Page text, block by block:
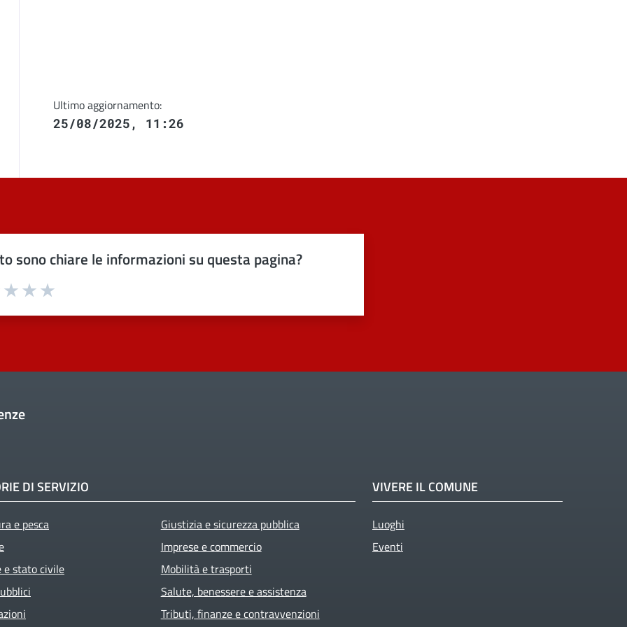
Ultimo aggiornamento:
25/08/2025, 11:26
sono chiare le informazioni su questa pagina?
Valuta 4 stelle su 5
Valuta 3 stelle su 5
Valuta 2 stelle su 5
1 stelle su 5
DI SERVIZIO
e pesca
e stato civile
Giustizia e sicurezza pubblica
Imprese e commercio
Mobilità e trasporti
Salute, benessere e assistenza
Tributi, finanze e contravvenzioni
VIVERE IL COMUNE
Luoghi
Eventi